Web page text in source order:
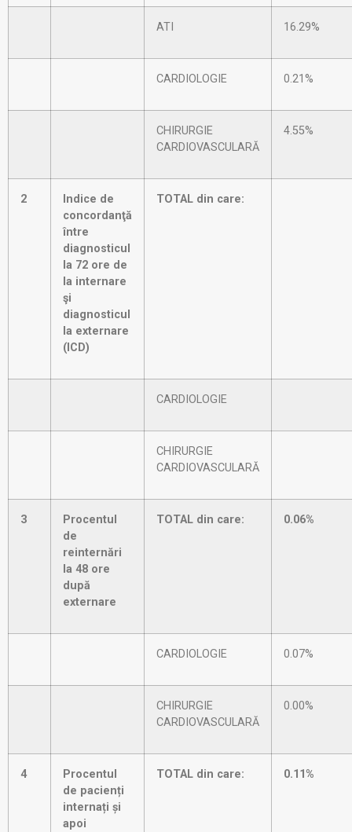
ATI 16.29%
CARDIOLOGIE 0.21%
CHIRURGIE
CARDIOVASCULARĂ
4.55%
2
Indice de
concordanţă
între
diagnosticul
la 72 ore de
la internare
şi
diagnosticul
la externare
(ICD)
TOTAL din care:
CARDIOLOGIE
CHIRURGIE
CARDIOVASCULARĂ
3
Procentul
de
reinternări
la 48 ore
după
externare
TOTAL din care: 0.06%
CARDIOLOGIE 0.07%
CHIRURGIE
CARDIOVASCULARĂ
0.00%
4
Procentul
de pacienți
internați și
apoi
TOTAL din care: 0.11%